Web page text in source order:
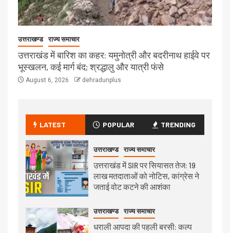
उत्तराखण्ड राज्य समाचार
उत्तराखंड में बारिश का कहर: यमुनोत्री और बदरीनाथ हाईवे पर
भूस्खलन, कई मार्ग बंद; श्रद्धालु और यात्री फंसे
August 6, 2026 dehradunplus
LATEST POPULAR TRENDING
उत्तराखण्ड राज्य समाचार
उत्तराखंड में SIR पर सियासत तेज: 19
लाख मतदाताओं को नोटिस, कांग्रेस ने
जताई वोट कटने की आशंका
उत्तराखण्ड राज्य समाचार
धराली आपदा की पहली बरसी: कल्प